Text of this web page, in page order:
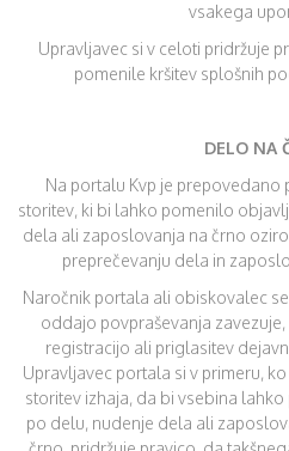
vsakega
Upravljavec si v celoti pridržuje
pomenile kršitev splošnih
DELO NA
Na portalu Kvp je prepovedano
storitev, ki bi lahko pomenilo
dela ali zaposlovanja na črno
preprečevanju dela in
Naročnik portala ali obiskovalec
oddajo povpraševanja
registracijo ali priglasitev
Upravljavec portala si v primeru,
storitev izhaja, da bi vsebina
po delu, nudenje dela ali